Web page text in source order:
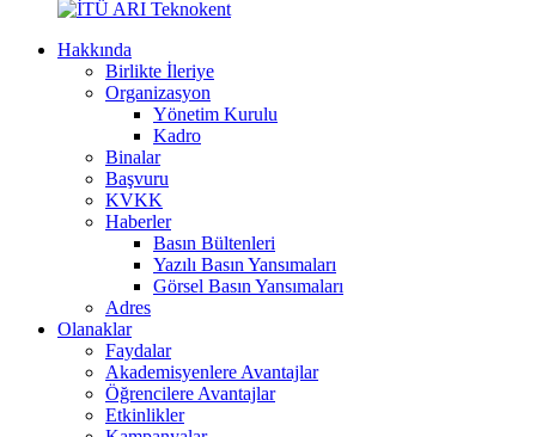
Hakkında
Birlikte İleriye
Organizasyon
Yönetim Kurulu
Kadro
Binalar
Başvuru
KVKK
Haberler
Basın Bültenleri
Yazılı Basın Yansımaları
Görsel Basın Yansımaları
Adres
Olanaklar
Faydalar
Akademisyenlere Avantajlar
Öğrencilere Avantajlar
Etkinlikler